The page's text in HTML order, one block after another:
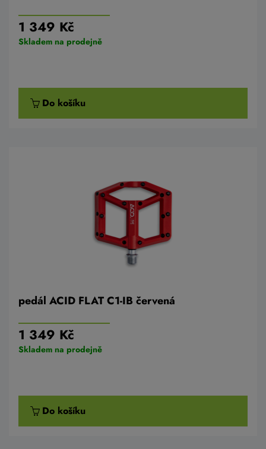
1 349 Kč
Skladem na prodejně
Do košíku
pedál ACID FLAT C1-IB červená
1 349 Kč
Skladem na prodejně
Do košíku